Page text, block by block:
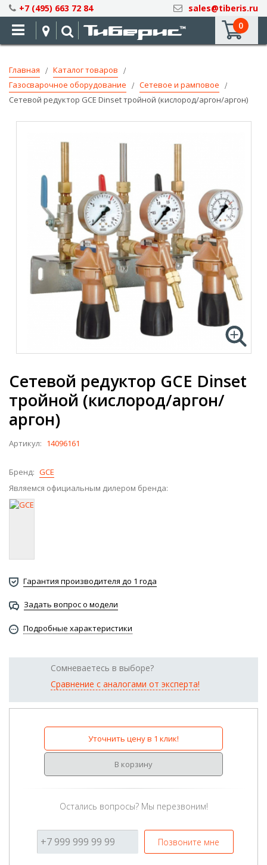
Skip
to
Content
+7 (495) 663 72 84
sales@tiberis.ru
0
Главная
Каталог товаров
Газосварочное оборудование
Сетевое и рамповое
Сетевой редуктор GCE Dinset тройной (кислород/аргон/аргон)
Сетевой редуктор GCE Dinset
тройной (кислород/аргон/
аргон)
Артикул: 14096161
Бренд: GCE
Являемся официальным дилером бренда:
Гарантия производителя до 1 года
Задать вопрос о модели
Подробные характеристики
Сомневаетесь в выборе?
Сравнение с аналогами от эксперта!
Уточнить цену в 1 клик!
В корзину
Остались вопросы? Мы перезвоним!
Позвоните мне